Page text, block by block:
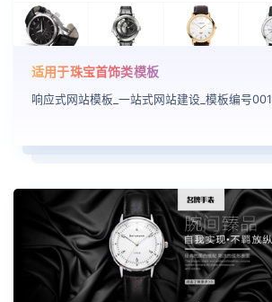
适用于珠宝首饰类模板
响应式网站模板_一站式网站建设_模板编号001